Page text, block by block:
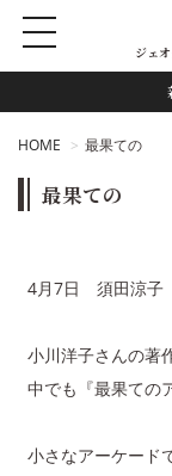
ジェ
HOME 最果ての
最果ての
4月7日 須田涼子
小川洋子さんの著
中でも『最果ての
小さなアーケード